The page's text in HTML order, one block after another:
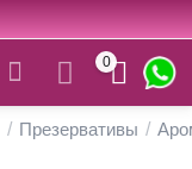
0
/ Презервативы /